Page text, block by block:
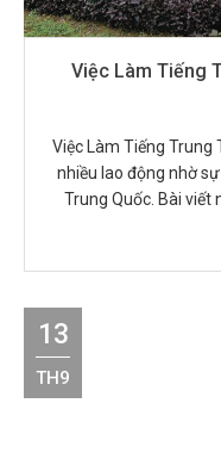
Việc Làm Tiếng
Việc Làm Tiếng Trung
nhiều lao động nhờ
Trung Quốc. Bài viết
13
TH9